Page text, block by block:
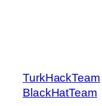
TurkHackTeam
BlackHatTeam